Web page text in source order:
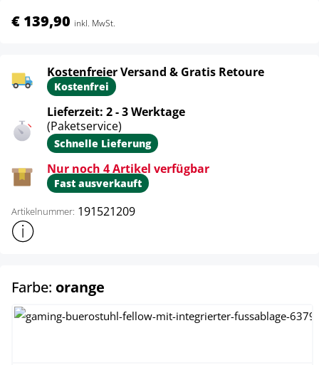
€ 139,90 inkl. MwSt.
Kostenfreier Versand & Gratis Retoure
Kostenfrei
Lieferzeit: 2 - 3 Werktage
(Paketservice)
Schnelle Lieferung
Nur noch 4 Artikel verfügbar
Fast ausverkauft
Artikelnummer: 191521209
Weitere Produktinformationen anzeigen
Farbe: orange